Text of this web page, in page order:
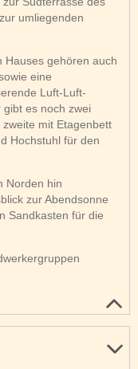
umliegenden
Hauses gehören auch
eine
Luft-Luft-
es noch zwei
mit Etagenbett
Hochstuhl für den
Norden hin
zur Abendsonne
Sandkasten für die